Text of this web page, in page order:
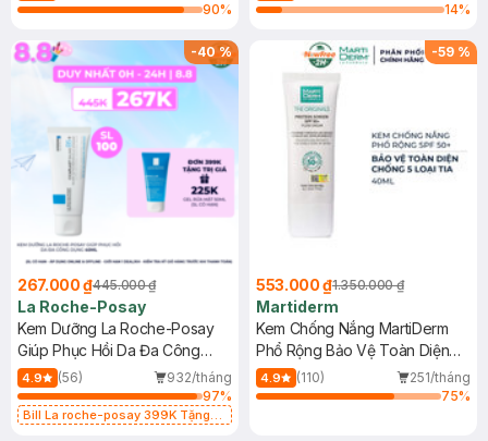
90%
14%
-40%
267.000 ₫445.000 ₫
La Roche-Posay
Kem Dưỡng La Roche-Posay
Giúp Phục Hồi Da Đa Công
Dụng 40ml
4.9 (56)
932/tháng
97%
Bill La roche-posay 399K Tặng
-59 %
553.000 ₫1.350.000 ₫
Martiderm
Kem Chống Nắng MartiDerm
Phổ Rộng Bảo Vệ Toàn Diện
40ml
4.9 (110)
251/tháng
75%